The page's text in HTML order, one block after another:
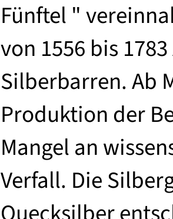
Fünftel "
von 1556 bis
Silberbarren. Ab
Produktion der
Mangel an
Verfall. Die